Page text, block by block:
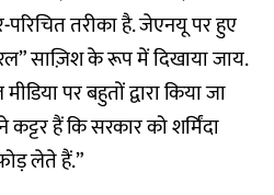
तरीका है. जेएनयू पर हुए
साज़िश के रूप में दिखाया जाय.
पर बहुतों द्वारा किया जा
हैं कि सरकार को शर्मिंदा
लेते हैं.”